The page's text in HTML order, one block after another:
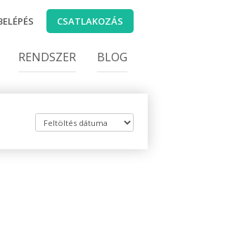
CSATLAKOZÁS
RENDSZER BLOG